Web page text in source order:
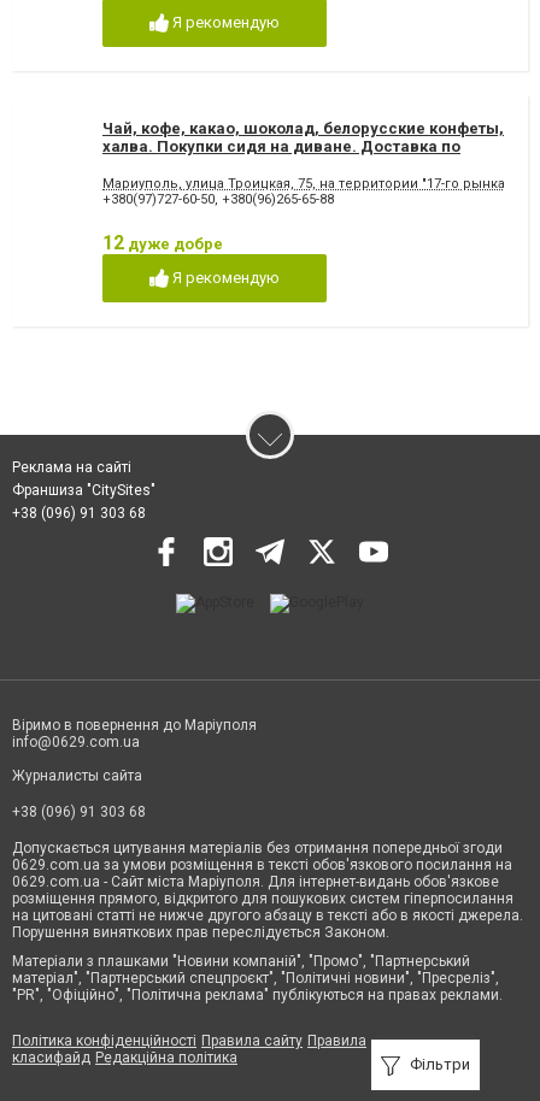
Я рекомендую
Чай, кофе, какао, шоколад, белорусские конфеты,
халва. Покупки сидя на диване. Доставка по
Мариуполь, улица Троицкая, 75, на территории "17-го рынка"
+380(97)727-60-50, +380(96)265-65-88
12 дуже добре
Я рекомендую
Фільтри
Реклама на сайті
Франшиза "CitySites"
+38 (096) 91 303 68
Віримо в повернення до Маріуполя
info@0629.com.ua
Журналисты сайта
+38 (096) 91 303 68
Допускається цитування матеріалів без отримання попередньої згоди
0629.com.ua за умови розміщення в тексті обов'язкового посилання на
0629.com.ua - Сайт міста Маріуполя. Для інтернет-видань обов'язкове
розміщення прямого, відкритого для пошукових систем гіперпосилання
на цитовані статті не нижче другого абзацу в тексті або в якості джерела.
Порушення виняткових прав переслідується Законом.
Матеріали з плашками "Новини компаній", "Промо", "Партнерський
матеріал", "Партнерський спецпроєкт", "Політичні новини", "Пресреліз",
"PR", "Офіційно", "Політична реклама" публікуються на правах реклами.
Політика конфіденційності Правила сайту Правила
класифайд Редакційна політика